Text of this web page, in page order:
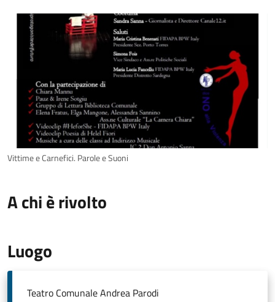
Vittime e Carnefici. Parole e Suoni
A chi è rivolto
Luogo
Teatro Comunale Andrea Parodi